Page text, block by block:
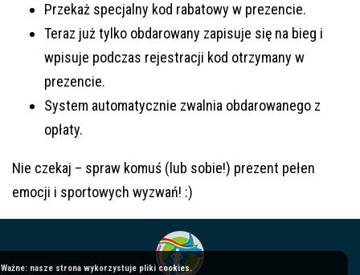
Przekaż specjalny kod rabatowy w prezencie.
Teraz już tylko obdarowany zapisuje się na bieg i
wpisuje podczas rejestracji kod otrzymany w
prezencie.
System automatycznie zwalnia obdarowanego z
opłaty.
Nie czekaj – spraw komuś (lub sobie!) prezent pełen
emocji i sportowych wyzwań! :)
Ważne: nasze strona wykorzystuje pliki cookies.